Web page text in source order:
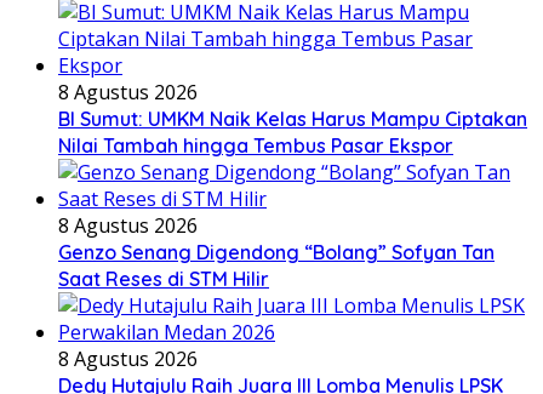
8 Agustus 2026
BI Sumut: UMKM Naik Kelas Harus Mampu Ciptakan
Nilai Tambah hingga Tembus Pasar Ekspor
8 Agustus 2026
Genzo Senang Digendong “Bolang” Sofyan Tan
Saat Reses di STM Hilir
8 Agustus 2026
Dedy Hutajulu Raih Juara III Lomba Menulis LPSK